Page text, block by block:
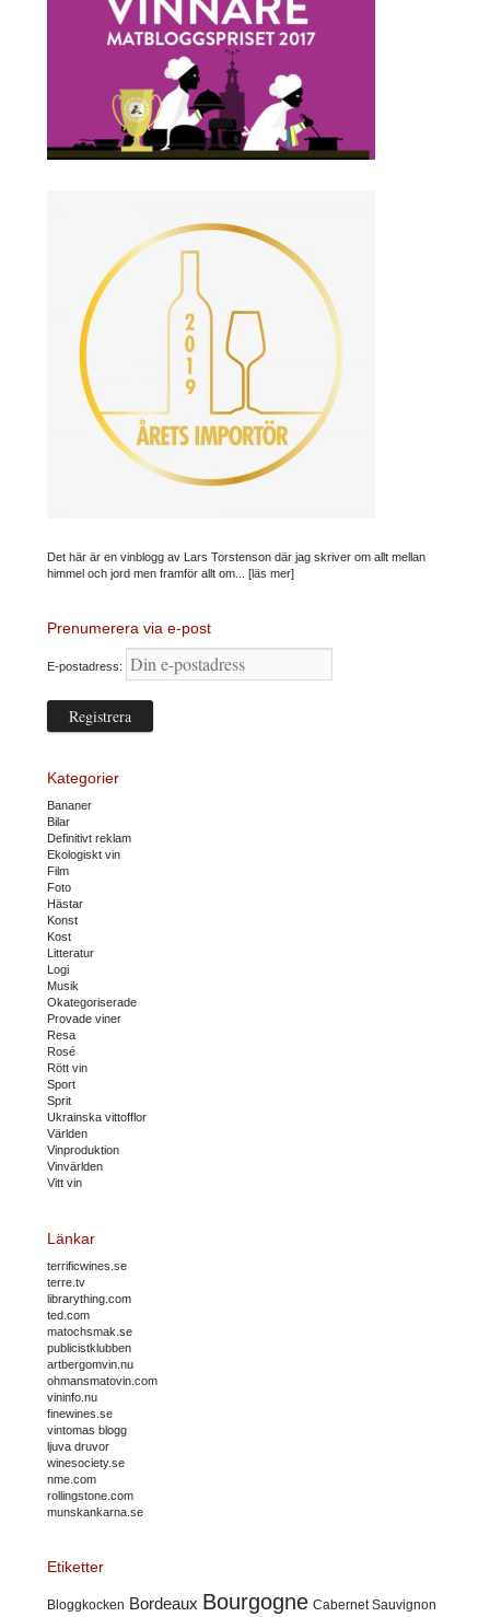
Det här är en vinblogg av Lars Torstenson där jag skriver om allt mellan
himmel och jord men framför allt om... [läs mer]
Prenumerera via e-post
E-postadress:
Kategorier
Bananer
Bilar
Definitivt reklam
Ekologiskt vin
Film
Foto
Hästar
Konst
Kost
Litteratur
Logi
Musik
Okategoriserade
Provade viner
Resa
Rosé
Rött vin
Sport
Sprit
Ukrainska vittofflor
Världen
Vinproduktion
Vinvärlden
Vitt vin
Länkar
terrificwines.se
terre.tv
librarything.com
ted.com
matochsmak.se
publicistklubben
artbergomvin.nu
ohmansmatovin.com
vininfo.nu
finewines.se
vintomas blogg
ljuva druvor
winesociety.se
nme.com
rollingstone.com
munskankarna.se
Etiketter
Bloggkocken Bordeaux Bourgogne Cabernet Sauvignon